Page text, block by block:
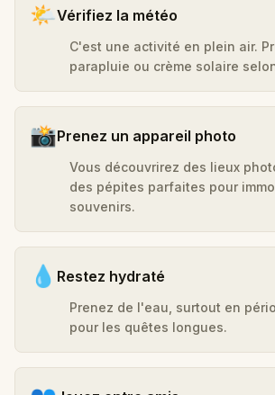
🌤️Vérifiez la météo
C'est une activité en plein air.
parapluie ou crème solaire
📸Prenez un appareil photo
Vous découvrirez des lieux
des pépites parfaites pour
souvenirs.
💧 Restez hydraté
Prenez de l'eau, surtout en
pour les quêtes longues.